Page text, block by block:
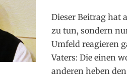
Dieser Beitrag hat
zu tun, sondern
Umfeld reagieren
Vaters: Die einen
anderen heben